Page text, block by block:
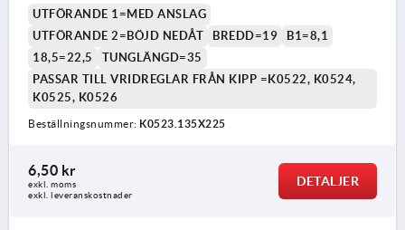
UTFÖRANDE 1=MED ANSLAG
UTFÖRANDE 2=BÖJD NEDÅT
BREDD=19
B1=8,1
18,5=22,5
TUNGLÄNGD=35
PASSAR TILL VRIDREGLAR FRÅN KIPP =K0522, K0524,
K0525, K0526
Beställningsnummer: K0523.135X225
6,50 kr
exkl. moms
exkl. leveranskostnader
DETALJER